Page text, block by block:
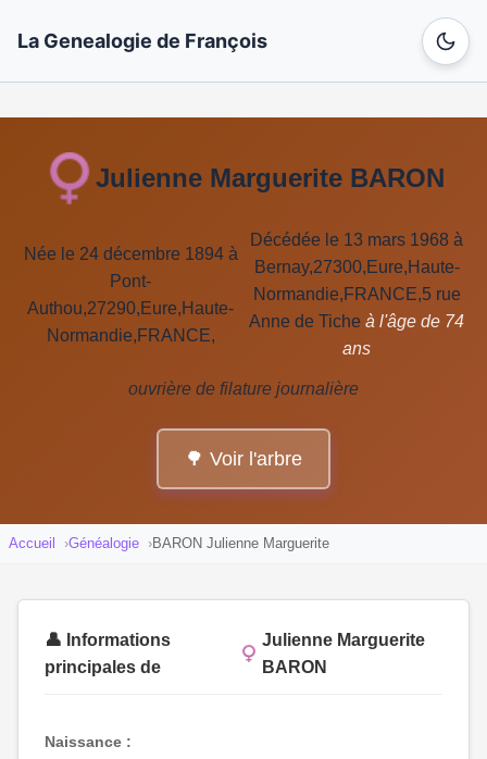
La Genealogie de François
Julienne Marguerite BARON
Née le 24 décembre 1894 à
Pont-
Authou,27290,Eure,Haute-
Normandie,FRANCE,
Décédée le 13 mars 1968 à
Bernay,27300,Eure,Haute-
Normandie,FRANCE,5 rue
Anne de Tiche à l'âge de 74
ans
ouvrière de filature journalière
🌳 Voir l'arbre
Accueil Généalogie BARON Julienne Marguerite
👤 Informations
principales de
Julienne Marguerite
BARON
Naissance :